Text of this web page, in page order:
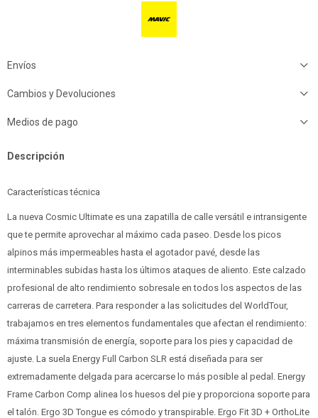
Envíos
Cambios y Devoluciones
Medios de pago
Descripción
Características técnica
La nueva Cosmic Ultimate es una zapatilla de calle versátil e intransigente
que te permite aprovechar al máximo cada paseo. Desde los picos
alpinos más impermeables hasta el agotador pavé, desde las
interminables subidas hasta los últimos ataques de aliento. Este calzado
profesional de alto rendimiento sobresale en todos los aspectos de las
carreras de carretera. Para responder a las solicitudes del WorldTour,
trabajamos en tres elementos fundamentales que afectan el rendimiento:
máxima transmisión de energía, soporte para los pies y capacidad de
ajuste. La suela Energy Full Carbon SLR está diseñada para ser
extremadamente delgada para acercarse lo más posible al pedal. Energy
Frame Carbon Comp alinea los huesos del pie y proporciona soporte para
el talón. Ergo 3D Tongue es cómodo y transpirable. Ergo Fit 3D + OrthoLite